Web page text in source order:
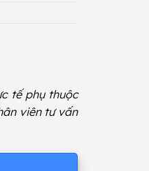
tế phụ thuộc
viên tư vấn